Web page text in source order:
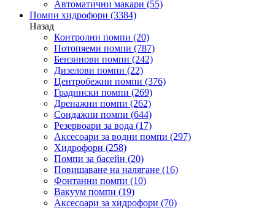
Автоматични макари (55)
Помпи хидрофори (3384)
Назад
Контролни помпи (20)
Потопяеми помпи (787)
Бензинови помпи (242)
Дизелови помпи (22)
Центробежни помпи (376)
Градински помпи (269)
Дренажни помпи (262)
Сондажни помпи (644)
Резервоари за вода (17)
Аксесоари за водни помпи (297)
Хидрофори (258)
Помпи за басейн (20)
Повишаване на налягане (16)
Фонтанни помпи (10)
Вакуум помпи (19)
Аксесоари за хидрофори (70)